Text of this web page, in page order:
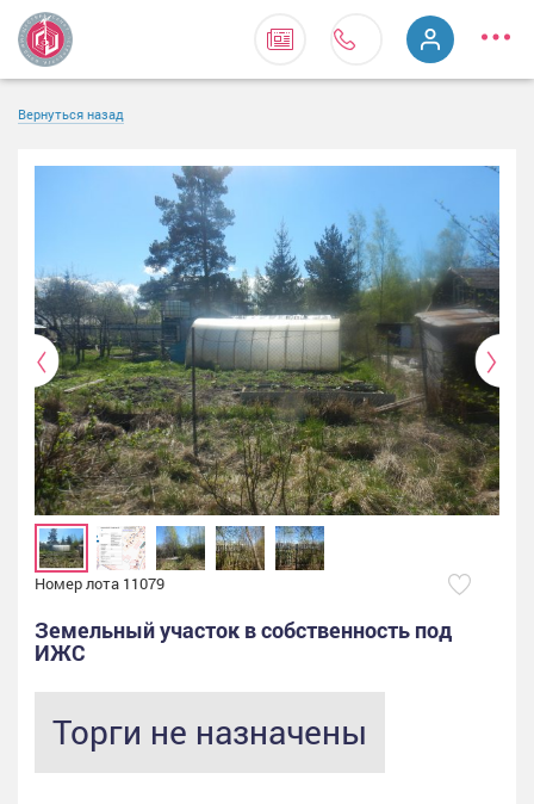
Вернуться назад
Номер лота 11079
Земельный участок в собственность под
ИЖС
Торги не назначены